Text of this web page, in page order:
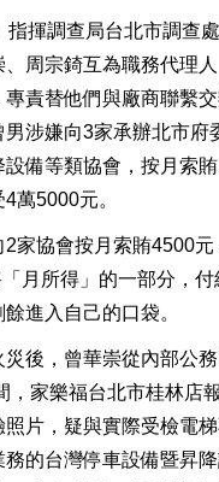
指揮調查局台北市調查
周宗錡互為職務代理
責替他們與廠商聯繫交
男涉嫌向3家承辦北市府
備等類協會，按月索
萬5000元。
2家協會按月索賄4500
月所得」的一部分，付
餘進入自己的口袋。
後，曾華崇從內部公
，家樂福台北市桂林店
照片，疑與實際受檢電
務的台灣停車設備暨昇